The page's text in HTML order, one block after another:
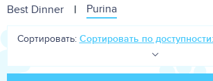
Best Dinner | Purina
Сортировать: Сортировать по